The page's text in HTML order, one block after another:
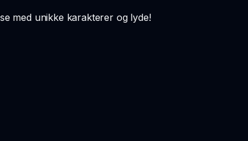
med unikke karakterer og lyde!